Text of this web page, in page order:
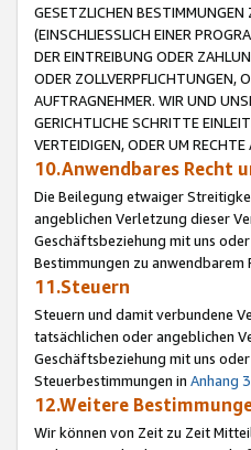
GESETZLICHEN BESTIMMUNGEN
(EINSCHLIESSLICH EINER
DER EINTREIBUNG ODER
ODER ZOLLVERPFLICHTUNGEN,
AUFTRAGNEHMER. WIR UND
GERICHTLICHE SCHRITTE
VERTEIDIGEN, ODER UM
10.Anwendbares Recht
Die Beilegung etwaiger
angeblichen Verletzung dieser
Geschäftsbeziehung mit uns
Bestimmungen zu
11.Steuern
Steuern und damit verbundene
tatsächlichen oder angeblichen
Geschäftsbeziehung mit uns
Steuerbestimmungen in Anhang 3
12.Weitere
Wir können von Zeit zu Zeit